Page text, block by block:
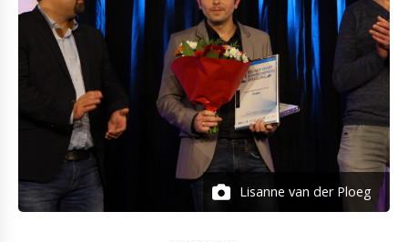
Lisanne van der Ploeg